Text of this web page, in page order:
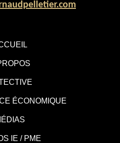
ÉCONOMIQUE
IE / PME